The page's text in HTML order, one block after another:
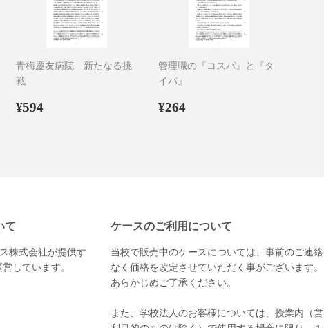
青梅慶友病院 新たなる挑
戦
通
¥594
管理職の『コスパ』と『タ
イパ』
通
¥264
て
株式会社が提供す
しています。
ケースのご利用について
当校で販売中のケースについては、事前のご連絡
なく価格を改定させていただく事がございます。
あらかじめご了承ください。
また、学校法人のお客様については、授業内（営